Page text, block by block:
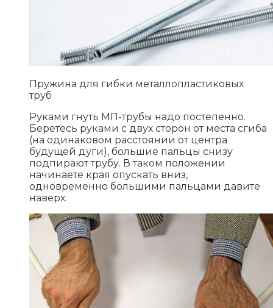
Пружина для гибки металлопластиковых
труб
Руками гнуть МП-трубы надо постепенно.
Беретесь руками с двух сторон от места сгиба
(на одинаковом расстоянии от центра
будущей дуги), большие пальцы снизу
подпирают трубу. В таком положении
начинаете края опускать вниз,
одновременно большими пальцами давите
наверх.